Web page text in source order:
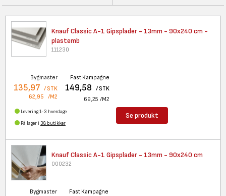
Knauf Classic A-1 Gipsplader - 13mm - 90x240 cm -
plastemb
111230
Bygmaster
135,97 / STK
62,95 /M2
Fast Kampagne
149,58 / STK
69,25 /M2
Levering 1-3 hverdage
På lager i 38 butikker
Se produkt
Knauf Classic A-1 Gipsplader - 13mm - 90x240 cm
000232
Bygmaster Fast Kampagne